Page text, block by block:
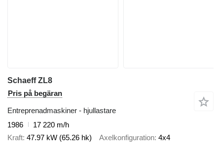
Schaeff ZL8
Pris på begäran
Entreprenadmaskiner - hjullastare
1986
17 220 m/h
Kraft 47.97 kW (65.26 hk) Axelkonfiguration 4x4